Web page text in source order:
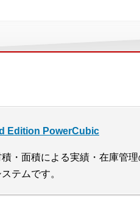
Edition PowerCubic
・面積による実績・在庫管
テムです。